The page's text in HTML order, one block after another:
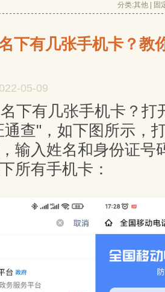
分类:其他 固
下有几张手机卡？教
05-09
下有几张手机卡？打
通查"，如下图所示，
输入姓名和身份证号
所有手机卡：